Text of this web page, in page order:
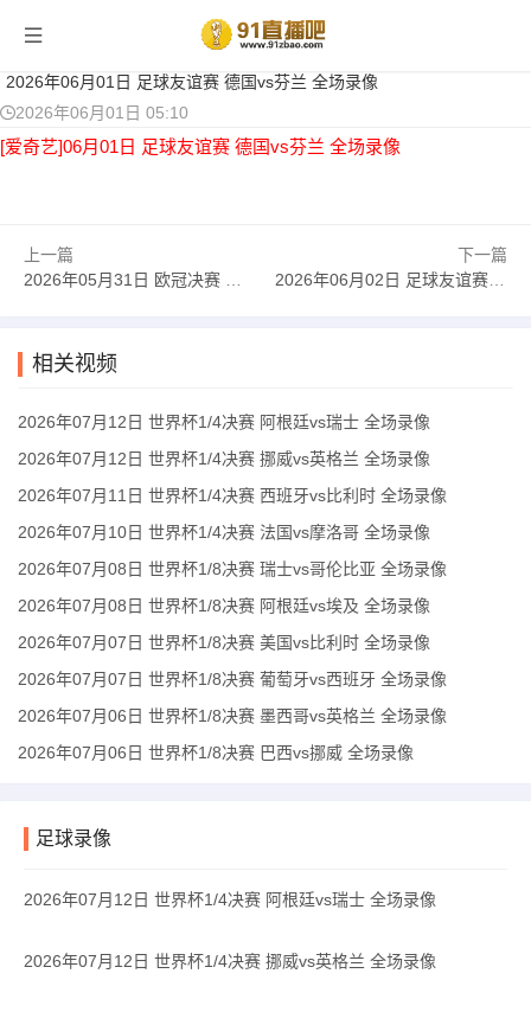
当前位置： 足球录像> 正文
2026年06月01日 足球友谊赛 德国vs芬兰 全场录像
2026年06月01日 05:10
[爱奇艺]06月01日 足球友谊赛 德国vs芬兰 全场录像
上一篇
2026年05月31日 欧冠决赛 巴黎圣日耳曼vs阿森纳 全场录像
下一篇
2026年06月02日 足球友谊赛 挪威vs瑞典 全场录像
相关视频
2026年07月12日 世界杯1/4决赛 阿根廷vs瑞士 全场录像
2026年07月12日 世界杯1/4决赛 挪威vs英格兰 全场录像
2026年07月11日 世界杯1/4决赛 西班牙vs比利时 全场录像
2026年07月10日 世界杯1/4决赛 法国vs摩洛哥 全场录像
2026年07月08日 世界杯1/8决赛 瑞士vs哥伦比亚 全场录像
2026年07月08日 世界杯1/8决赛 阿根廷vs埃及 全场录像
2026年07月07日 世界杯1/8决赛 美国vs比利时 全场录像
2026年07月07日 世界杯1/8决赛 葡萄牙vs西班牙 全场录像
2026年07月06日 世界杯1/8决赛 墨西哥vs英格兰 全场录像
2026年07月06日 世界杯1/8决赛 巴西vs挪威 全场录像
足球录像
2026年07月12日 世界杯1/4决赛 阿根廷vs瑞士 全场录像
2026年07月12日 世界杯1/4决赛 挪威vs英格兰 全场录像